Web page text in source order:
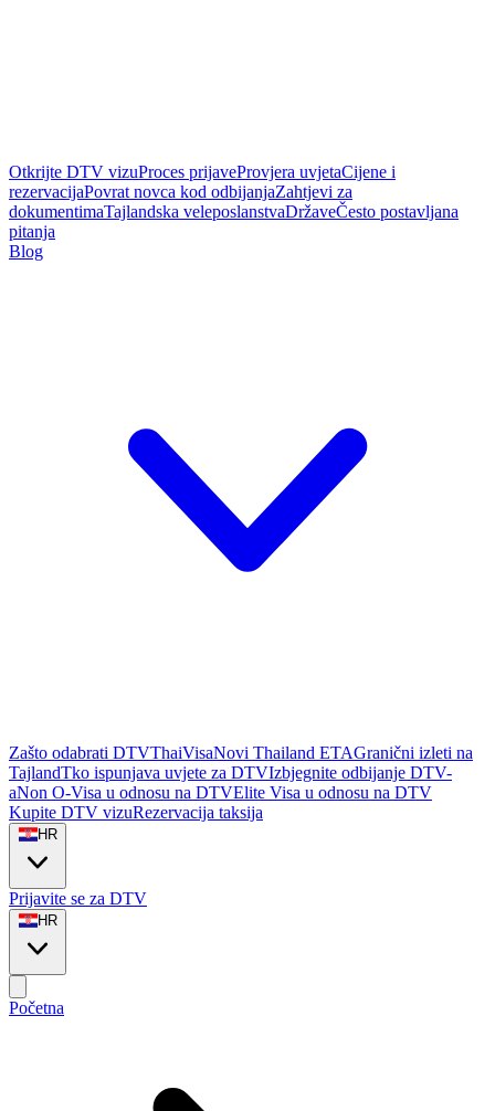
Otkrijte DTV vizuProces prijaveProvjera uvjetaCijene i
rezervacijaPovrat novca kod odbijanjaZahtjevi za
dokumentimaTajlandska veleposlanstvaDržaveČesto postavljana
pitanja
Blog
Zašto odabrati DTVThaiVisaNovi Thailand ETAGranični izleti na
TajlandTko ispunjava uvjete za DTVIzbjegnite odbijanje DTV-
aNon O-Visa u odnosu na DTVElite Visa u odnosu na DTV
Kupite DTV vizuRezervacija taksija
HR
Prijavite se za DTV
HR
Početna